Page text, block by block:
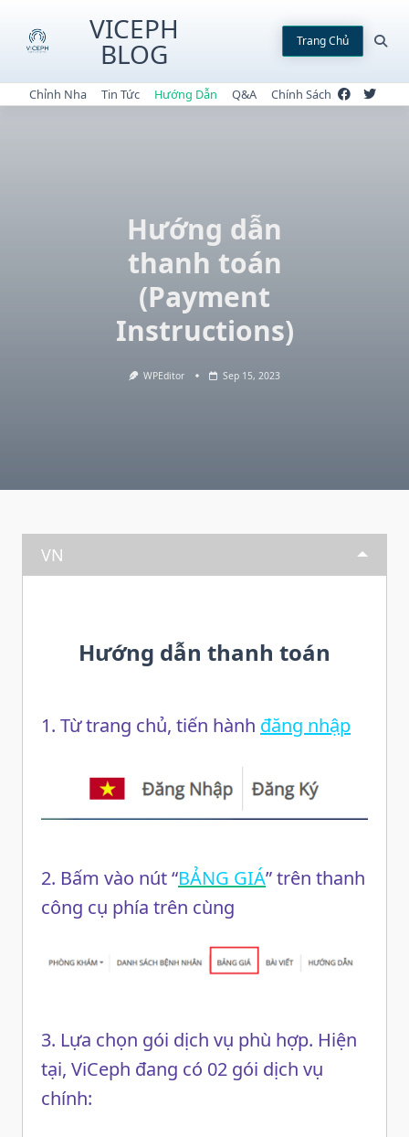
content
VICEPH
BLOG Trang Chủ
Chỉnh Nha Tin Tức Hướng Dẫn Q&A Chính Sách
Hướng dẫn
thanh toán
(Payment
Instructions)
WPEditor Sep 15, 2023
VN
Hướng dẫn thanh toán
1. Từ trang chủ, tiến hành đăng nhập
2. Bấm vào nút “BẢNG GIÁ” trên thanh
công cụ phía trên cùng
3. Lựa chọn gói dịch vụ phù hợp. Hiện
tại, ViCeph đang có 02 gói dịch vụ
chính: